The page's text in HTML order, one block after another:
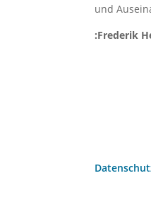
und
:Frederik